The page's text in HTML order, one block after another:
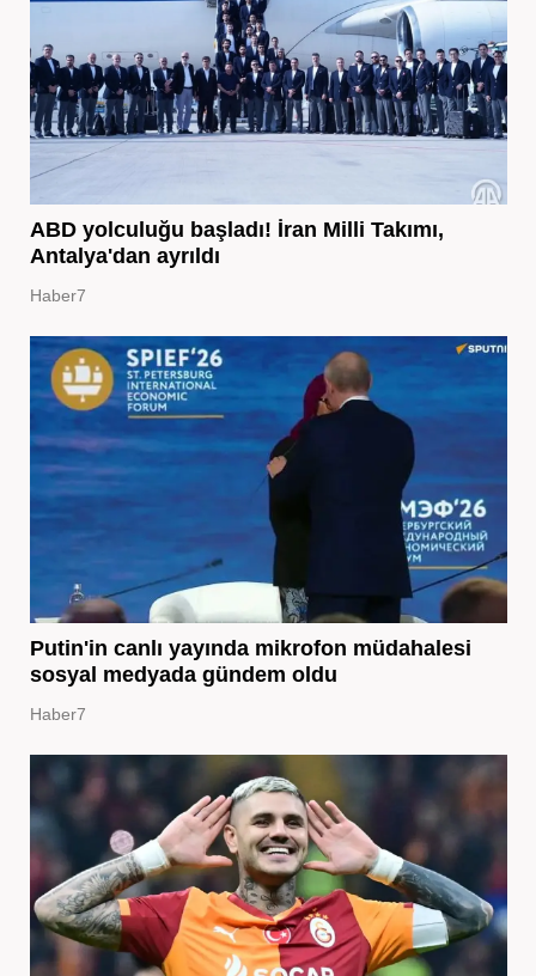
ABD yolculuğu başladı! İran Milli Takımı,
Antalya'dan ayrıldı
Haber7
Putin'in canlı yayında mikrofon müdahalesi
sosyal medyada gündem oldu
Haber7